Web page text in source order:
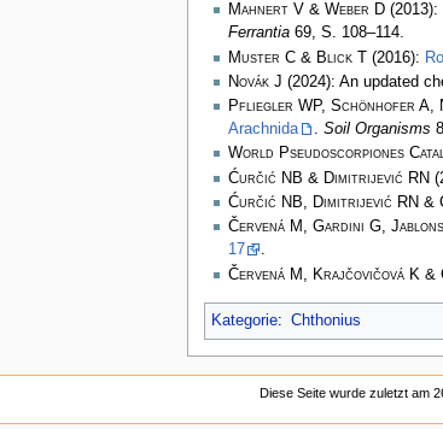
Mahnert V & Weber D(2013):
Ferrantia69, S. 108–114.
Muster C & Blick T(2016):
Novák J (2024): An updated
Pfliegler WP, Schönhofer A,
Arachnida
. Soil Organisms
World Pseudoscorpiones
Ćurčić NB & Dimitrijević RN
Ćurčić NB, Dimitrijević RN &
Červená M, Gardini G,
17
.
Červená M, Krajčovičová K &
Kategorie: Chthonius
Diese Seite wurde zuletzt am